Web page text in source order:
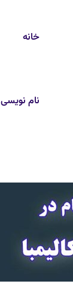
خانه
نام نویسی